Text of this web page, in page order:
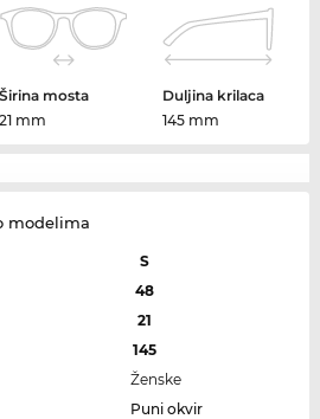
Širina mosta
21 mm
Duljina krilaca
145 mm
modelima
S
48
21
145
Ženske
Puni okvir